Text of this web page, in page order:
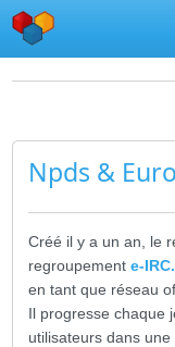
Npds &
Créé il y a un an, le
regroupemente-
en tant que réseau
Il progresse chaque
utilisateurs dans